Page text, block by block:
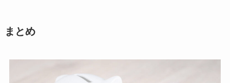
まとめ